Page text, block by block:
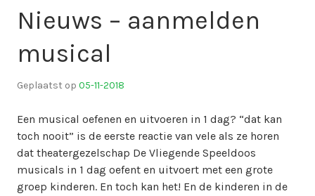
Nieuws – aanmelden
musical
Geplaatst op 05-11-2018
o
r
k
i
n
Een musical oefenen en uitvoeren in 1 dag? “dat kan
toch nooit” is de eerste reactie van vele als ze horen
dat theatergezelschap De Vliegende Speeldoos
musicals in 1 dag oefent en uitvoert met een grote
groep kinderen. En toch kan het! En de kinderen in de